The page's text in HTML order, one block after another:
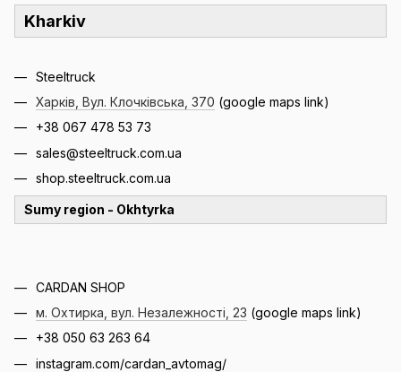
Kharkiv
Steeltruck
Харків, Вул. Клочківська, 370 (google maps link)
+38 067 478 53 73
sales@steeltruck.com.ua
shop.steeltruck.com.ua
Sumy region - Okhtyrka
CARDAN SHOP
м. Охтирка, вул. Незалежності, 23 (google maps link)
+38 050 63 263 64
instagram.com/cardan_avtomag/